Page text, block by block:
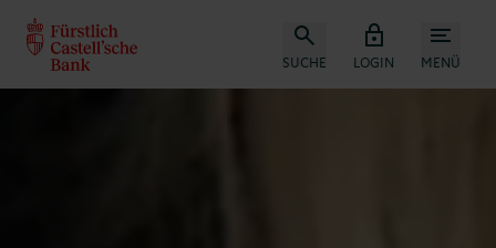
SUCHE LOGIN MENÜ